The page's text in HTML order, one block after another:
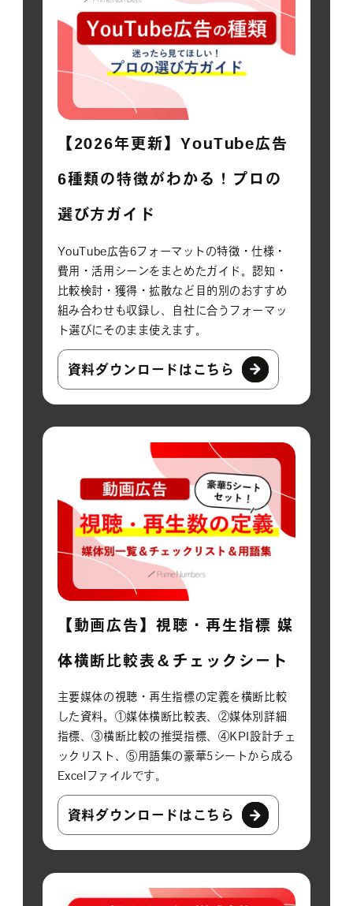
【2026年更新】YouTube広告
6種類の特徴がわかる！プロの
選び方ガイド
YouTube広告6フォーマットの特徴・仕様・
費用・活用シーンをまとめたガイド。認知・
比較検討・獲得・拡散など目的別のおすすめ
組み合わせも収録し、自社に合うフォーマッ
ト選びにそのまま使えます。
資料ダウンロードはこちら
【動画広告】視聴・再生指標 媒
体横断比較表＆チェックシート
主要媒体の視聴・再生指標の定義を横断比較
した資料。①媒体横断比較表、②媒体別詳細
指標、③横断比較の推奨指標、④KPI設計チェ
ックリスト、⑤用語集の豪華5シートから成る
Excelファイルです。
資料ダウンロードはこちら